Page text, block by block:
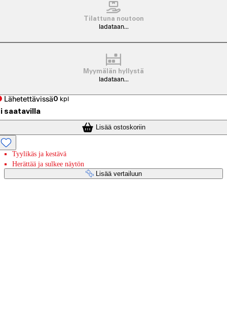
Tilattuna noutoon
ladataan...
Myymälän hyllystä
ladataan...
Lähetettävissä0 kpl
saatavilla
Lisää ostoskoriin
Tyylikäs ja kestävä
Herättää ja sulkee näytön
Lisää vertailuun